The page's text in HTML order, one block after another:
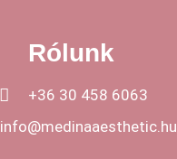
Rólunk
+36 30 458 6063
info@medinaaesthetic.hu